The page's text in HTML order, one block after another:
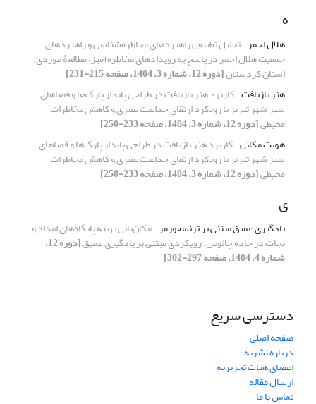
ه
هلال احمر تحلیل تطبیقی راهبردهای مخاطره‌شناسی و راهبردهای
جمعیت هلال احمر در پاسخ به رویدادهای مخاطره‌آمیز، مطالعۀ موردی:
استان کردستان[دوره 12، شماره 3، 1404، صفحه 215-231]
هنر بازیافت کاربرد هنر بازیافت در طراحی پایدار پارک‌ها و فضاهای
سبز شهر تبریز با رویکرد ارتقای جذابیت بصری و کاهش مخاطرات
محیطی[دوره 12، شماره 3، 1404، صفحه 233-250]
هویت مکانی کاربرد هنر بازیافت در طراحی پایدار پارک‌ها و فضاهای
سبز شهر تبریز با رویکرد ارتقای جذابیت بصری و کاهش مخاطرات
محیطی[دوره 12، شماره 3، 1404، صفحه 233-250]
ی
یادگیری عمیق مبتنی بر ترنسفورمر مکان‌یابی بهینه پایگاه‌های امداد و
نجات در جاده چالوس: رویکردی مبتنی بر یادگیری عمیق [دوره 12،
شماره 4، 1404، صفحه 297-302]
دسترسی سریع
صفحه اصلی
درباره نشریه
اعضای هیات تحریریه
ارسال مقاله
تماس با ما